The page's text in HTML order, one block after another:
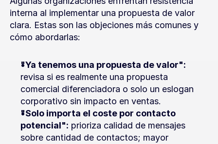
interna al implementar una propuesta de valor
clara. Estas son las objeciones más comunes y
cómo abordarlas:
"Ya tenemos una propuesta de valor":
revisa si es realmente una propuesta
comercial diferenciadora o solo un eslogan
corporativo sin impacto en ventas.
"Solo importa el coste por contacto
potencial": prioriza calidad de mensajes
sobre cantidad de contactos; mayor